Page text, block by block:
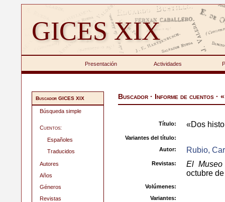
GICES XIX
Presentación Actividades
Buscador GICES XIX
Búsqueda simple
Cuentos:
Españoles
Traducidos
Autores
Años
Géneros
Revistas
Buscador · Informe de cuentos ·
Título: «Dos
Variantes del título:
Autor:
Rubio,
Revistas:
El Museo
octubre
Volúmenes:
Variantes: